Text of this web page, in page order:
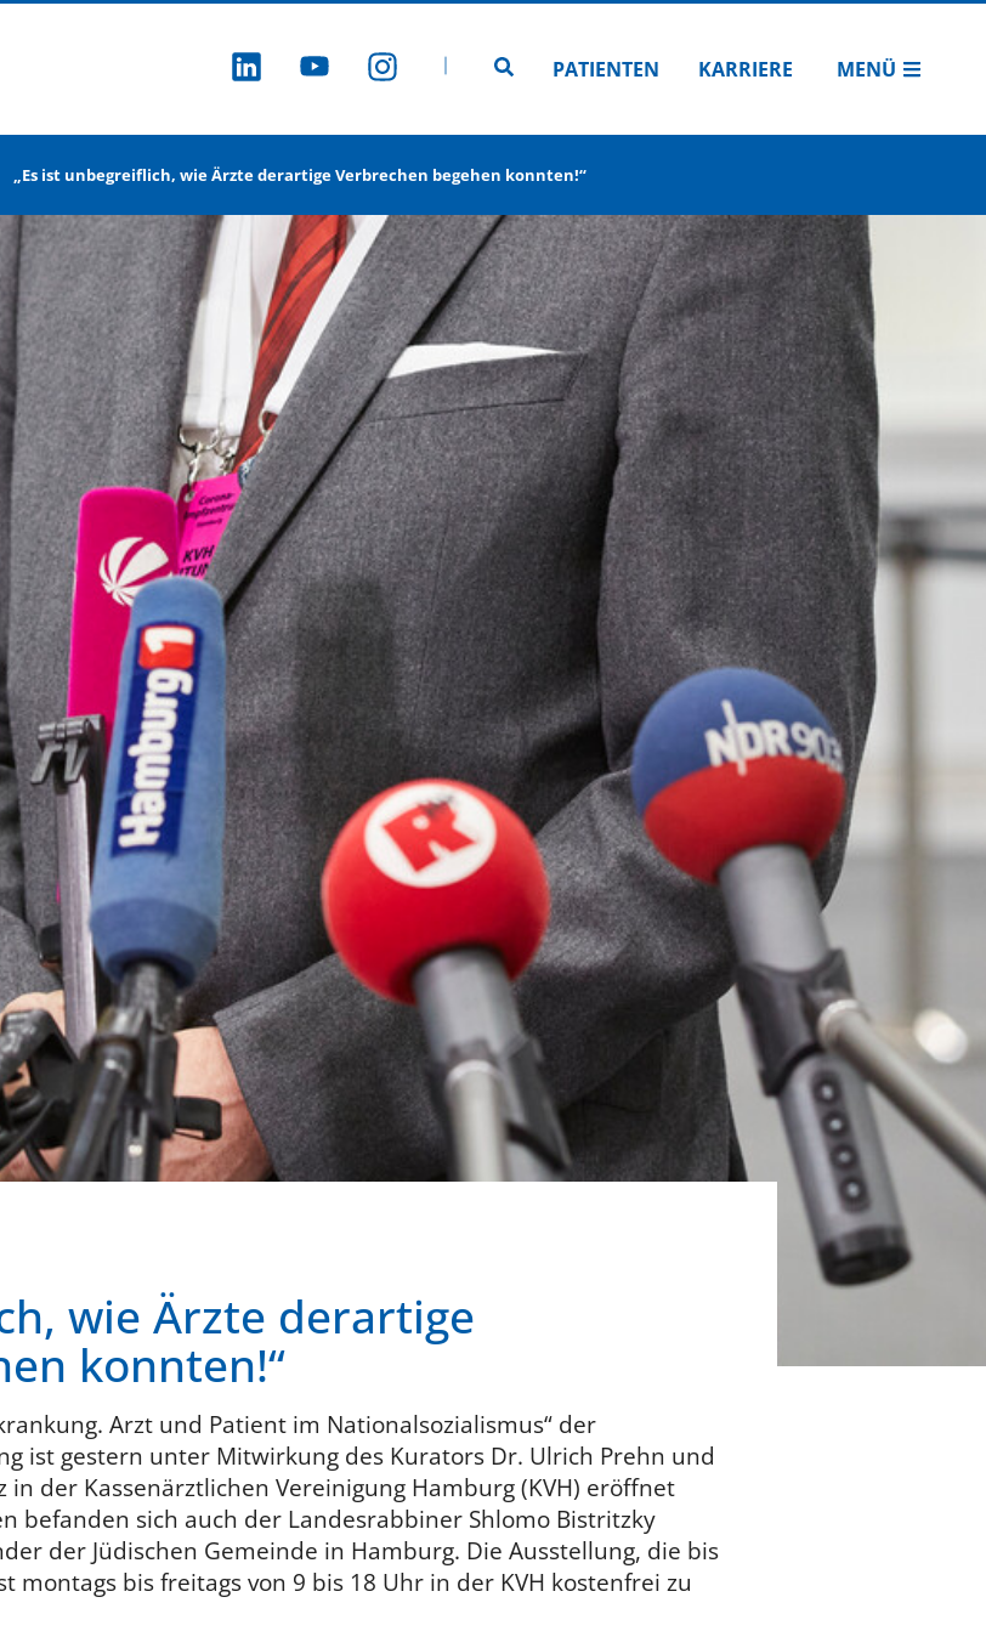
ZU LINKEDIN
ZU YOUTUBE
ZU INSTAGRAM
Zur Seitensuche
PATIENTEN KARRIERE MENÜ
„Es ist unbegreiflich, wie Ärzte derartige Verbrechen begehen konnten!“
wie Ärzte derartige
konnten!“
Arzt und Patient im Nationalsozialismus“ der
ist gestern unter Mitwirkung des Kurators Dr. Ulrich Prehn und
der Kassenärztlichen Vereinigung Hamburg (KVH) eröffnet
befanden sich auch der Landesrabbiner Shlomo Bistritzky
der Jüdischen Gemeinde in Hamburg. Die Ausstellung, die bis
montags bis freitags von 9 bis 18 Uhr in der KVH kostenfrei zu